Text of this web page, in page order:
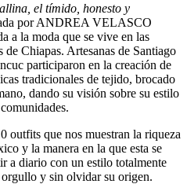
el tímido, honesto y
por ANDREA VELASCO
a la moda que se vive en las
Chiapas. Artesanas de Santiago
participaron en la creación de
tradicionales de tejido, brocado
dando su visión sobre su estilo
outfits que nos muestran la riqueza
y la manera en la que esta se
a diario con un estilo totalmente
y sin olvidar su origen.